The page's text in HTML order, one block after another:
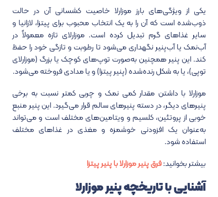
یکی از ویژگی‌های بارز موزارلا خاصیت کشسانی آن در حالت
ذوب‌شده است که آن را به یک انتخاب محبوب برای پیتزا، لازانیا و
سایر غذاهای گرم تبدیل کرده است. موزارلای تازه معمولاً در
آب‌نمک یا آب‌پنیر نگهداری می‌شود تا رطوبت و تازگی خود را حفظ
کند. این پنیر همچنین به‌صورت توپ‌های کوچک یا بزرگ (موزارلای
توپی)، یا به شکل رنده‌شده (پنیر پیتزا) و یا مدادی فروخته می‌شود.
موزارلا با داشتن مقدار کمی نمک و چربی کمتر نسبت به برخی
پنیرهای دیگر، در دسته پنیرهای سالم قرار می‌گیرد. این پنیر منبع
خوبی از پروتئین، کلسیم و ویتامین‌های مختلف است و می‌تواند
به‌عنوان یک افزودنی خوشمزه و مغذی در غذاهای مختلف
استفاده شود.
بیشتر بخوانید:فرق پنیر موزارلا با پنیر پیتزا
آشنایی با تاریخچه پنیر موزارلا